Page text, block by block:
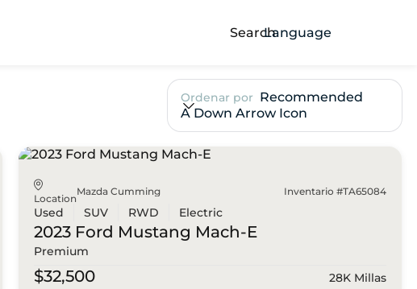
SearchLanguage
Ordenar por Recommended
A Down Arrow Icon
Location
Mazda Cumming Inventario #TA65084
Used SUV RWD Electric
2023 Ford Mustang Mach-E
Premium
$32,500 28K Millas